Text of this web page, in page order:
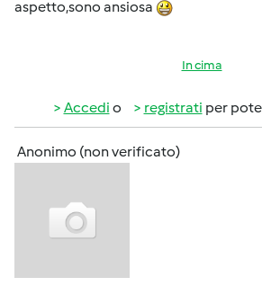
aspetto,sono ansiosa
In cima
Accedi o registrati per
Anonimo (non verificato)